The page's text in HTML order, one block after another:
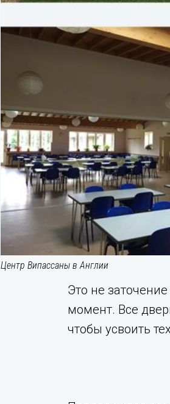
Центр Випассаны в Англии
Это не
момент. Все
чтобы усвоить